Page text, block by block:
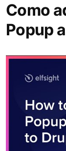
Como
Popup